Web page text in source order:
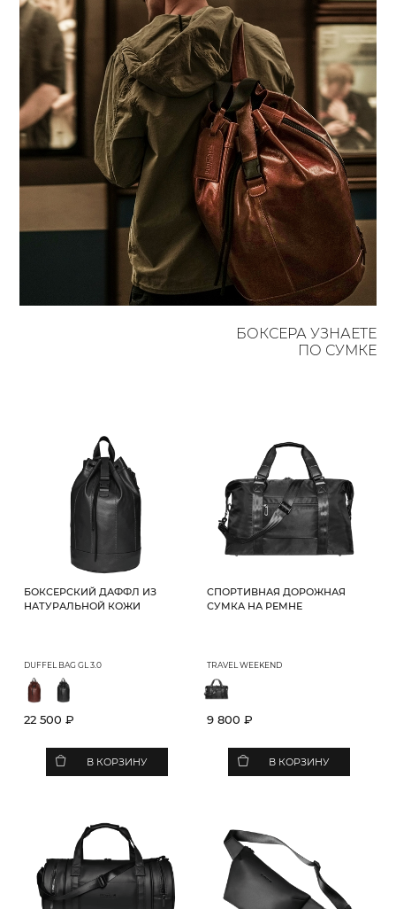
БОКСЕРА УЗНАЕТЕ
ПО СУМКЕ
БОКСЕРСКИЙ ДАФФЛ ИЗ
НАТУРАЛЬНОЙ КОЖИ
DUFFEL BAG GL 3.0
22 500 ₽
В КОРЗИНУ
CПОРТИВНАЯ ДОРОЖНАЯ
СУМКА НА РЕМНЕ
TRAVEL WEEKEND
9 800 ₽
В КОРЗИНУ